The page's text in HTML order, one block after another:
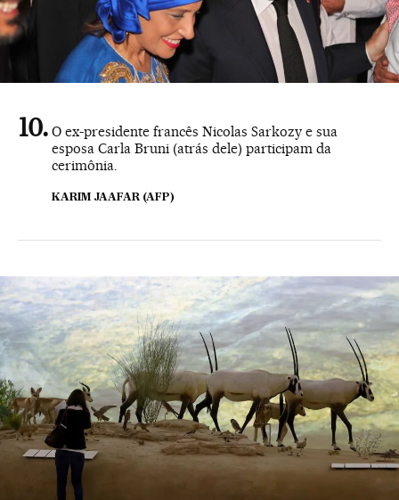
O ex-presidente francês Nicolas Sarkozy e sua
esposa Carla Bruni (atrás dele) participam da
cerimônia.
KARIM JAAFAR (AFP)